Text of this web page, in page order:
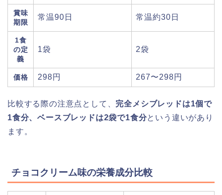
賞味
期限
常温90日 常温約30日
1食
の定
義
1袋 2袋
価格 298円 267〜298円
比較する際の注意点として、 完全メシブレッドは1個で
1食分、ベースブレッドは2袋で1食分という違いがあり
ます。
チョコクリーム味の栄養成分比較